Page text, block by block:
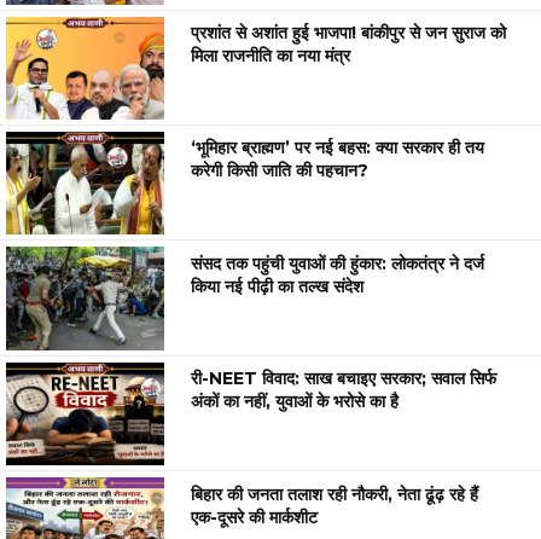
प्रशांत से अशांत हुई भाजपा! बांकीपुर से जन सुराज को
मिला राजनीति का नया मंत्र
‘भूमिहार ब्राह्मण’ पर नई बहस: क्या सरकार ही तय
करेगी किसी जाति की पहचान?
संसद तक पहुंची युवाओं की हुंकार: लोकतंत्र ने दर्ज
किया नई पीढ़ी का तल्ख संदेश
री-NEET विवाद: साख बचाइए सरकार; सवाल सिर्फ
अंकों का नहीं, युवाओं के भरोसे का है
बिहार की जनता तलाश रही नौकरी, नेता ढूंढ़ रहे हैं
एक-दूसरे की मार्कशीट